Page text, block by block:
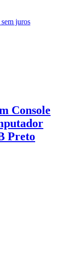
sem juros
Console
Preto